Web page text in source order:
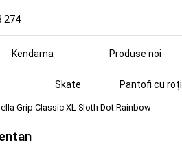
274
Kendama Produse noi
Skate Pantofi cu roți
Grip Classic XL Sloth Dot Rainbow